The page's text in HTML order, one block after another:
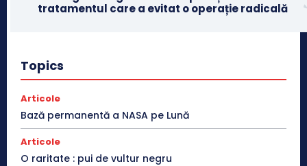
tratamentul care a evitat o operație radicală
Topics
Articole
Bază permanentă a NASA pe Lună
Articole
O raritate : pui de vultur negru